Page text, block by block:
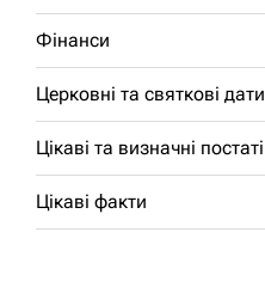
Фінанси
Церковні та святкові дати
Цікаві та визначні постаті
Цікаві факти